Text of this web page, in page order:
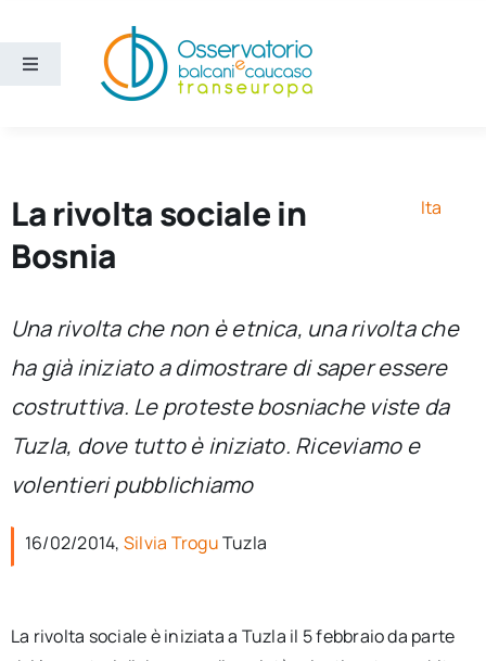
contenuto
Toggle
Ricerca e divulgazione
Sezioni
Chi siamo
per:
Ita
La rivolta sociale in
Bosnia
Ita
Una rivolta che non è etnica, una rivolta che
ha già iniziato a dimostrare di saper essere
costruttiva. Le proteste bosniache viste da
Tuzla, dove tutto è iniziato. Riceviamo e
volentieri pubblichiamo
16/02/2014, Silvia TroguTuzla
La rivolta sociale è iniziata a Tuzla il 5 febbraio da parte